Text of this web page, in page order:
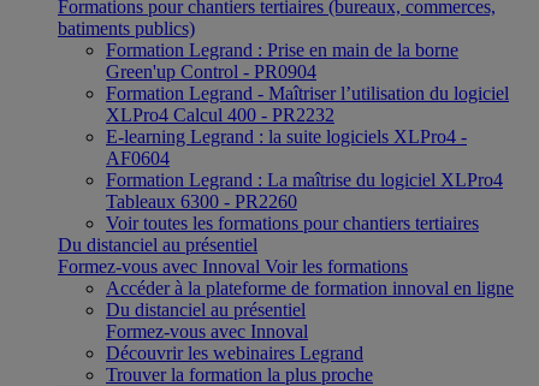
Formations pour chantiers tertiaires (bureaux, commerces,
batiments publics)
Formation Legrand : Prise en main de la borne
Green'up Control - PR0904
Formation Legrand - Maîtriser l’utilisation du logiciel
XLPro4 Calcul 400 - PR2232
E-learning Legrand : la suite logiciels XLPro4 -
AF0604
Formation Legrand : La maîtrise du logiciel XLPro4
Tableaux 6300 - PR2260
Voir toutes les formations pour chantiers tertiaires
Du distanciel au présentiel
Formez-vous avec Innoval Voir les formations
Accéder à la plateforme de formation innoval en ligne
Du distanciel au présentiel
Formez-vous avec Innoval
Découvrir les webinaires Legrand
Trouver la formation la plus proche